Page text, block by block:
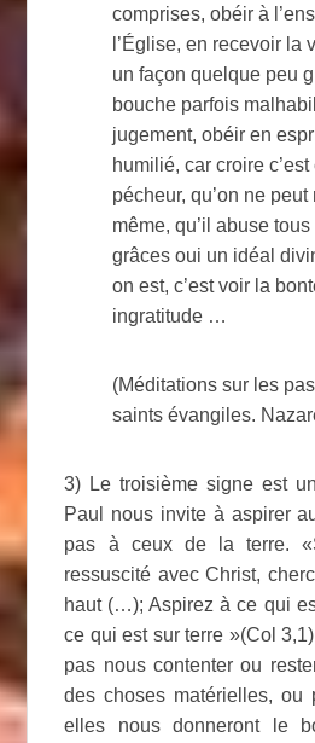
comprises, obéir à
l’Église, en recevoir la
un façon quelque peu
bouche parfois
jugement, obéir en
humilié, car croire
pécheur, qu’on ne
même, qu’il abuse
grâces oui un idéal
on est, c’est voir la
ingratitude …
(Méditations sur les
saints évangiles.
3) Le troisième signe est
Paul nous invite à aspirer
pas à ceux de la terre.
ressuscité avec Christ,
haut (…); Aspirez à ce qui
ce qui est sur terre »(Col
pas nous contenter ou
des choses matérielles, ou
elles nous donneront le